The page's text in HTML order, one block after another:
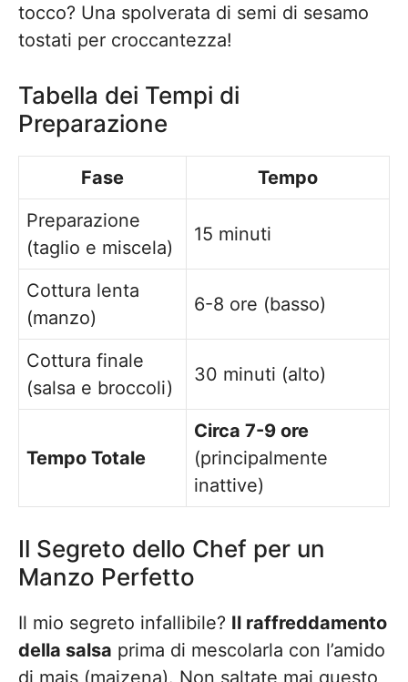
tocco? Una spolverata di semi di sesamo
tostati per croccantezza!
Tabella dei Tempi di
Preparazione
Fase
Tempo
Preparazione
(taglio e miscela)
15 minuti
Cottura lenta
(manzo)
6-8 ore (basso)
Cottura finale
(salsa e broccoli)
30 minuti (alto)
Tempo Totale
Circa 7-9 ore
(principalmente
inattive)
Il Segreto dello Chef per un
Manzo Perfetto
Il mio segreto infallibile? Il raffreddamento
della salsa prima di mescolarla con l’amido
di mais (maizena). Non saltate mai questo